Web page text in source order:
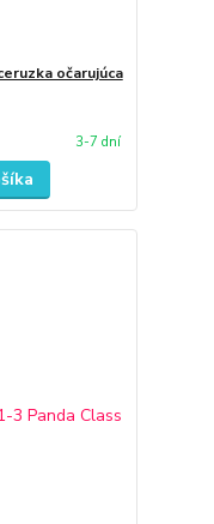
očarujúca
3-7 dní